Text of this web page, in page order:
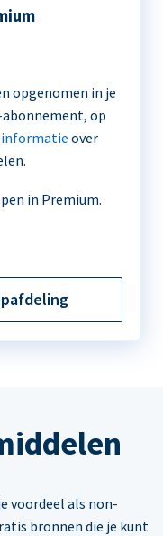
opgenomen in je
op
informatieover
in Premium.
voordeel als non-
bronnen die je kunt